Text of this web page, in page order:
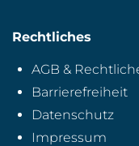
Rechtliches
AGB &
Barrierefreiheit
Datenschutz
Impressum